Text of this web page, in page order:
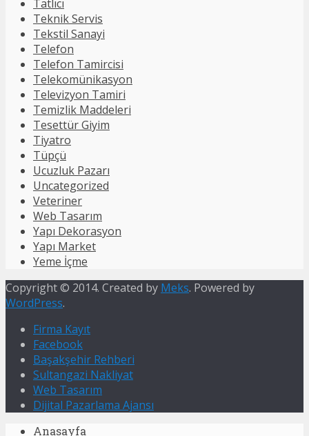
Tatlıcı
Teknik Servis
Tekstil Sanayi
Telefon
Telefon Tamircisi
Telekomünikasyon
Televizyon Tamiri
Temizlik Maddeleri
Tesettür Giyim
Tiyatro
Tüpçü
Ucuzluk Pazarı
Uncategorized
Veteriner
Web Tasarım
Yapı Dekorasyon
Yapı Market
Yeme İçme
Copyright © 2014. Created by Meks. Powered by
WordPress.
Firma Kayıt
Facebook
Başakşehir Rehberi
Sultangazi Nakliyat
Web Tasarım
Dijital Pazarlama Ajansı
Anasayfa